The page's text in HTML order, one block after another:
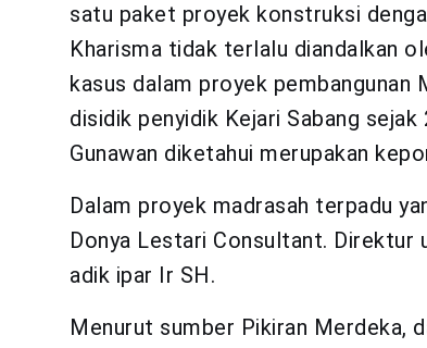
satu paket proyek konstruksi
Kharisma tidak terlalu diandalkan
kasus dalam proyek pembangunan
disidik penyidik Kejari Sabang
Gunawan diketahui merupakan
Dalam proyek madrasah terpadu
Donya Lestari Consultant. Direktur
adik ipar Ir SH.
Menurut sumber Pikiran Merdeka,